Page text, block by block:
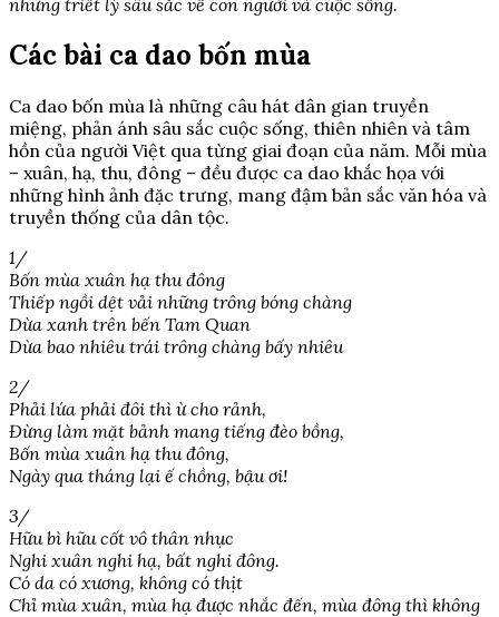
Các bài ca dao bốn mùa
Ca dao bốn mùa là những câu hát dân gian truyền
miệng, phản ánh sâu sắc cuộc sống, thiên nhiên và tâm
hồn của người Việt qua từng giai đoạn của năm. Mỗi mùa
– xuân, hạ, thu, đông – đều được ca dao khắc họa với
những hình ảnh đặc trưng, mang đậm bản sắc văn hóa và
truyền thống của dân tộc.
1/
Bốn mùa xuân hạ thu đông
Thiếp ngồi dệt vải những trông bóng chàng
Dừa xanh trên bến Tam Quan
Dừa bao nhiêu trái trông chàng bấy nhiêu
2/
Phải lứa phải đôi thì ừ cho rảnh,
Đừng làm mặt bảnh mang tiếng đèo bồng,
Bốn mùa xuân hạ thu đông,
Ngày qua tháng lại ế chồng, bậu ơi!
3/
Hữu bì hữu cốt vô thân nhục
Nghi xuân nghi hạ, bất nghi đông.
Có da có xương, không có thịt
Chỉ mùa xuân, mùa hạ được nhắc đến, mùa đông thì không